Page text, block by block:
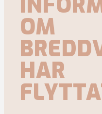
OM
HAR